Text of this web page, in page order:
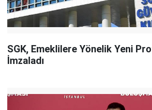
SGK, Emeklilere Yönelik Yeni
İmzaladı